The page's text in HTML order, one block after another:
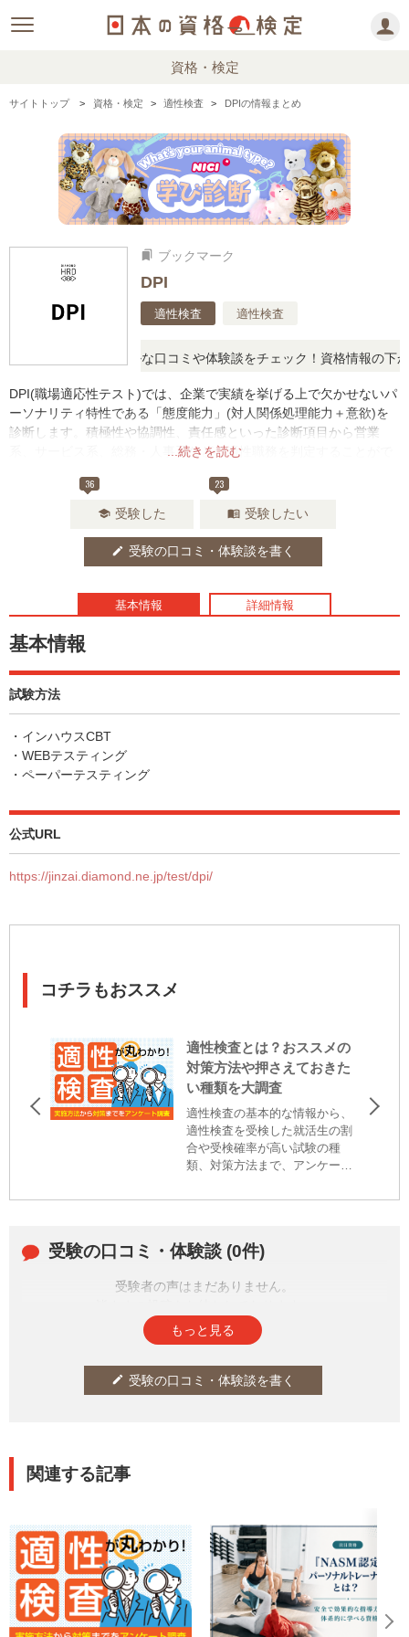
資格・検定
サイトトップ 資格・検定 適性検査 DPIの情報まとめ
bookmarks ブックマーク
DPI
適性検査 適性検査
思ったら、リアルな口コミや体験談をチェック！資格情報の下から
...続きを読む
DPI(職場適応性テスト)では、企業で実績を挙げる上で欠かせないパ
ーソナリティ特性である「態度能力」(対人関係処理能力＋意欲)を
診断します。積極性や協調性、責任感といった診断項目から営業
系、サービス系、総務・人事系などの適性職務を判定することがで
36
school 受験した
23
menu_book 受験したい
edit 受験の口コミ・体験談を書く
基本情報 詳細情報
基本情報
試験方法
・インハウスCBT
・WEBテスティング
・ペーパーテスティング
公式URL
https://jinzai.diamond.ne.jp/test/dpi/
コチラもおススメ
適性検査とは？おススメの
対策方法や押さえておきた
い種類を大調査
適性検査の基本的な情報から、
適性検査を受検した就活生の割
合や受検確率が高い試験の種
類、対策方法まで、アンケート
受験の口コミ・体験談 (0件)
受験者の声はまだありません。
もっと見る
edit 受験の口コミ・体験談を書く
関連する記事